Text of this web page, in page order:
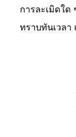
การละเมิดใด
ทราบทันเวลา